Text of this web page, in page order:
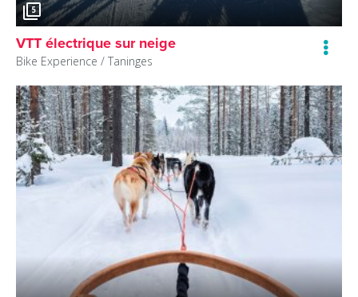
5
VTT électrique sur neige
Bike Experience / Taninges